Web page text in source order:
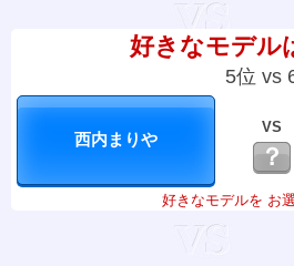
好きなモデル
5位 vs
VS
？
好きなモデルを お